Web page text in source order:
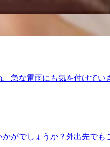
」北口より徒歩4分♪、蒲田
急な雷雨にも対応できる
合わせくださいませ!..。
予防”のボディケアを始
りお待ちしております
東急池上線「池上駅」北口
急な雷雨にも気を付けて
チで、いつまでも健康
ださいませ(^^♪皆様のご来
【住所】東京都大田区
がでしょうか？外出先で